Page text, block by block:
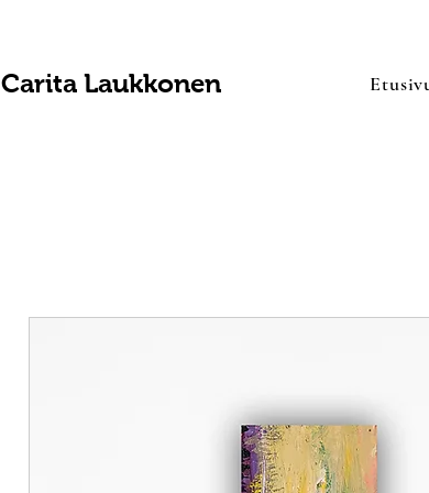
Carita Laukkonen